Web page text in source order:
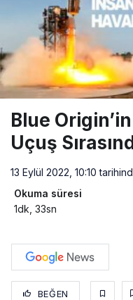
Blue
Uçuş
13 Eylül 2022, 10:10
Okuma süresi
1dk, 33sn
BEĞEN